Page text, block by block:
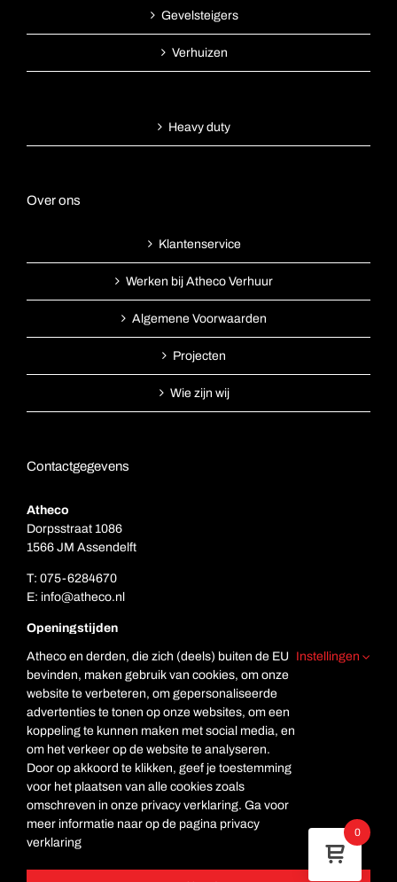
Gevelsteigers
Verhuizen
Heavy duty
Over ons
Klantenservice
Werken bij Atheco Verhuur
Algemene Voorwaarden
Projecten
Wie zijn wij
Contactgegevens
Atheco
Dorpsstraat 1086
1566 JM Assendelft
T: 075-6284670
E: info@atheco.nl
Openingstijden
Za: Gesloten
Zo. Gesloten
© Copyright Atheco
Privacyverklaring
0
Atheco en derden, die zich (deels) buiten de EU
bevinden, maken gebruik van cookies, om onze
website te verbeteren, om gepersonaliseerde
advertenties te tonen op onze websites, om een
koppeling te kunnen maken met social media, en
om het verkeer op de website te analyseren.
Door op akkoord te klikken, geef je toestemming
voor het plaatsen van alle cookies zoals
omschreven in onze privacy verklaring. Ga voor
meer informatie naar op de pagina privacy
verklaring
Instellingen